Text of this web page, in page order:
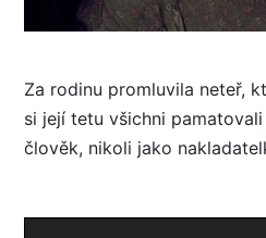
Za rodinu promluvila neteř,
si její tetu všichni
člověk, nikoli jako